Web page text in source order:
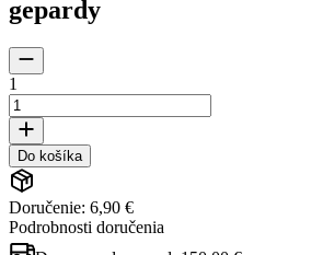
gepardy
1
Do košíka
Doručenie: 6,90 €
Podrobnosti doručenia